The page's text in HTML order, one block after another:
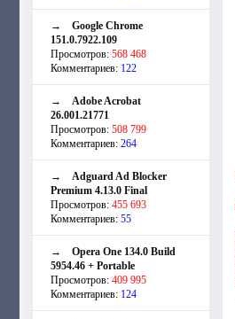
→ Google Chrome
151.0.7922.109
Просмотров: 568 468
Комментариев: 122
→ Adobe Acrobat
26.001.21771
Просмотров: 508 799
Комментариев: 264
→ Adguard Ad Blocker
Premium 4.13.0 Final
Просмотров: 455 693
Комментариев: 55
→ Opera One 134.0 Build
5954.46 + Portable
Просмотров: 409 995
Комментариев: 124